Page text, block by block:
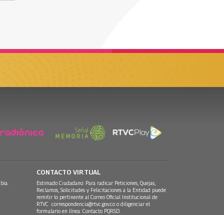
CONTACTO VIRTUAL
Estimado Ciudadano: Para radicar Peticiones, Quejas,
Reclamos, Solicitudes y Felicitaciones a la Entidad puede
remitir lo pertinente al Correo Oficial Institucional de
RTVC correspondencia@rtvc.gov.co o diligenciar el
formulario en línea: Contacto PQRSD.